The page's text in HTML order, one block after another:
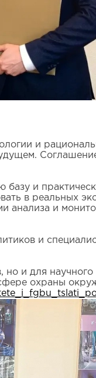
и
и
в реальных
анализа и
и
но и для
охраны